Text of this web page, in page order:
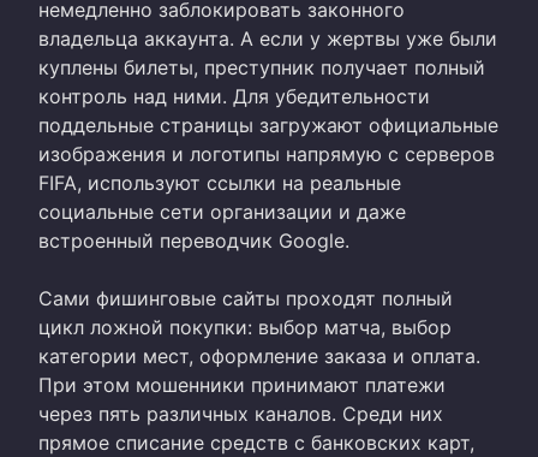
немедленно заблокировать законного
владельца аккаунта. А если у жертвы уже были
куплены билеты, преступник получает полный
контроль над ними. Для убедительности
поддельные страницы загружают официальные
изображения и логотипы напрямую с серверов
FIFA, используют ссылки на реальные
социальные сети организации и даже
встроенный переводчик Google.
Сами фишинговые сайты проходят полный
цикл ложной покупки: выбор матча, выбор
категории мест, оформление заказа и оплата.
При этом мошенники принимают платежи
через пять различных каналов. Среди них
прямое списание средств с банковских карт,